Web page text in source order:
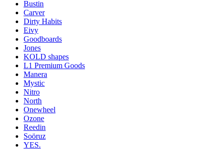
Bustin
Carver
Dirty Habits
Eivy
Goodboards
Jones
KOLD shapes
L1 Premium Goods
Manera
Mystic
Nitro
North
Onewheel
Ozone
Reedin
Soöruz
YES.